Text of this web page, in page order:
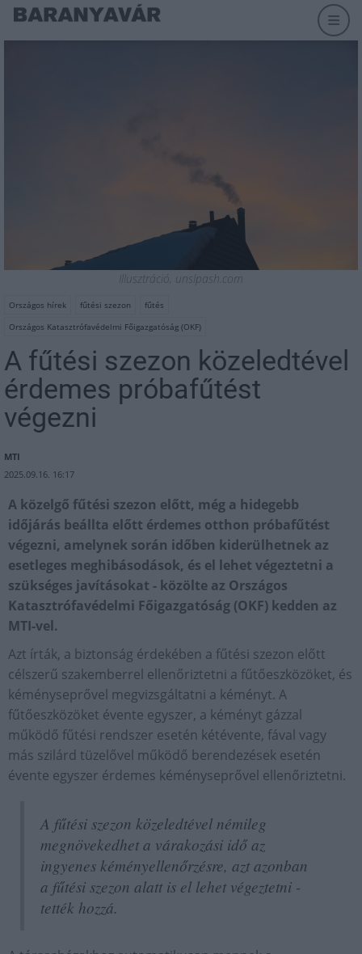
Illusztráció, unslpash.com
Országos hírek fűtési szezon
fűtés
Országos Katasztrófavédelmi Főigazgatóság (OKF)
A fűtési szezon közeledtével
érdemes próbafűtést
végezni
MTI
2025.09.16. 16:17
A közelgő fűtési szezon előtt, még a hidegebb
időjárás beállta előtt érdemes otthon próbafűtést
végezni, amelynek során időben kiderülhetnek az
esetleges meghibásodások, és el lehet végeztetni a
szükséges javításokat - közölte az Országos
Katasztrófavédelmi Főigazgatóság (OKF) kedden az
MTI-vel.
Azt írták, a biztonság érdekében a fűtési szezon előtt
célszerű szakemberrel ellenőriztetni a fűtőeszközöket, és
kéményseprővel megvizsgáltatni a kéményt. A
fűtőeszközöket évente egyszer, a kéményt gázzal
működő fűtési rendszer esetén kétévente, fával vagy
más szilárd tüzelővel működő berendezések esetén
évente egyszer érdemes kéményseprővel ellenőriztetni.
A fűtési szezon közeledtével némileg
megnövekedhet a várakozási idő az
ingyenes kéményellenőrzésre, azt azonban
a fűtési szezon alatt is el lehet végeztetni -
tették hozzá.